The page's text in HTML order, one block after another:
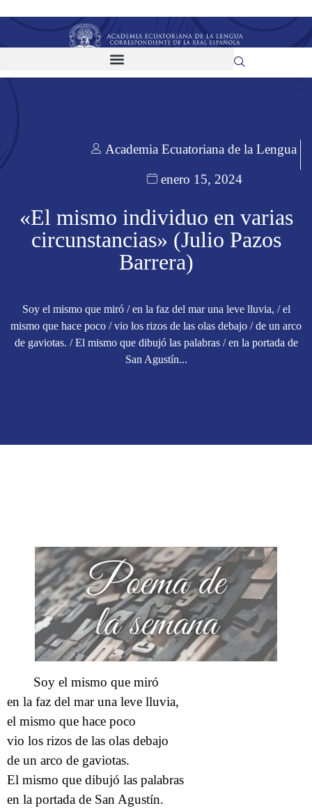
Academia Ecuatoriana de la Lengua
enero 15, 2024
«El mismo individuo en varias
circunstancias» (Julio Pazos
Barrera)
Soy el mismo que miró / en la faz del mar una leve lluvia, / el
mismo que hace poco / vio los rizos de las olas debajo / de un arco
de gaviotas. / El mismo que dibujó las palabras / en la portada de
San Agustín...
Soy el mismo que miró
en la faz del mar una leve lluvia,
el mismo que hace poco
vio los rizos de las olas debajo
de un arco de gaviotas.
El mismo que dibujó las palabras
en la portada de San Agustín.